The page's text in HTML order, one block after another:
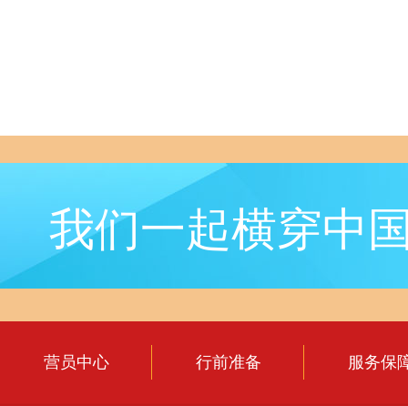
我们一起横穿中
营员中心 行前准备 服务保